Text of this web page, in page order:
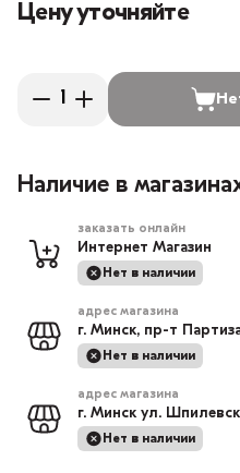
Цену уточняйте
Наличие в
заказать онлайн
Интернет Магазин
Нет в наличии
адрес магазина
г. Минск, пр-т
Нет в наличии
адрес магазина
г. Минск ул.
Нет в наличии